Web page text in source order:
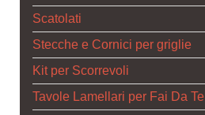
Scatolati
Stecche e Cornici per griglie
Kit per Scorrevoli
Tavole Lamellari per Fai Da Te